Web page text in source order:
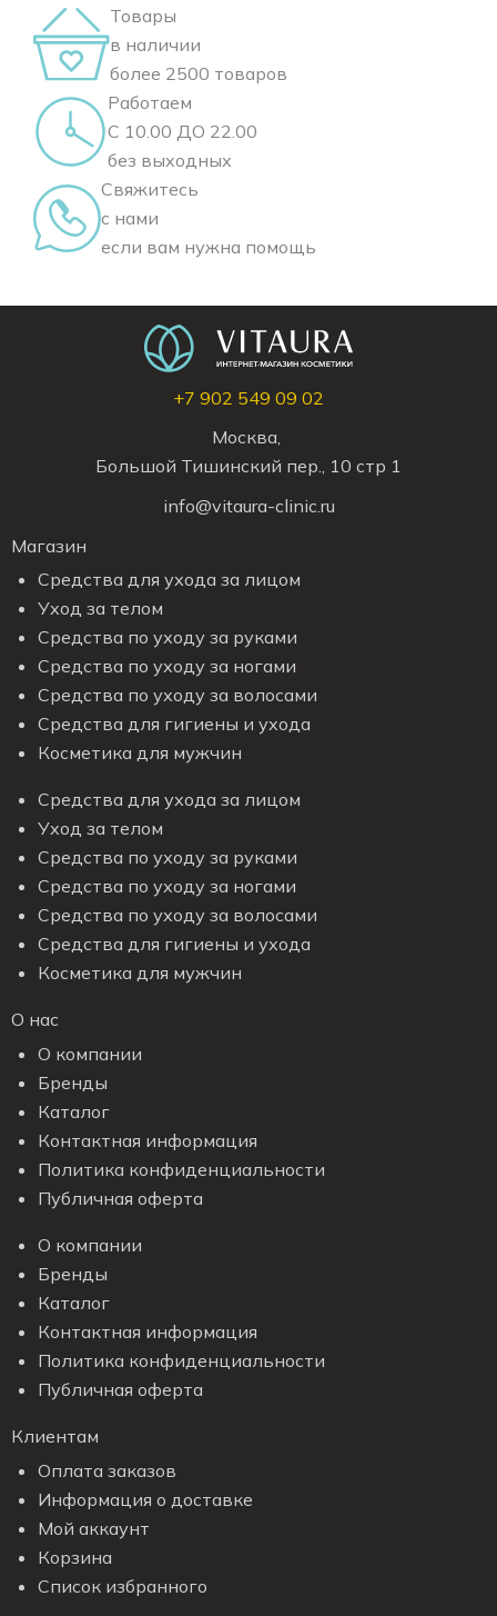
Товары
в наличии
более 2500 товаров
Работаем
С 10.00 ДО 22.00
без выходных
Свяжитесь
с нами
если вам нужна помощь
+7 902 549 09 02
Москва,
Большой Тишинский пер., 10 стр 1
info@vitaura-clinic.ru
Магазин
Средства для ухода за лицом
Уход за телом
Средства по уходу за руками
Средства по уходу за ногами
Средства по уходу за волосами
Средства для гигиены и ухода
Косметика для мужчин
Средства для ухода за лицом
Уход за телом
Средства по уходу за руками
Средства по уходу за ногами
Средства по уходу за волосами
Средства для гигиены и ухода
Косметика для мужчин
О нас
О компании
Бренды
Каталог
Контактная информация
Политика конфиденциальности
Публичная оферта
О компании
Бренды
Каталог
Контактная информация
Политика конфиденциальности
Публичная оферта
Клиентам
Оплата заказов
Информация о доставке
Мой аккаунт
Корзина
Список избранного